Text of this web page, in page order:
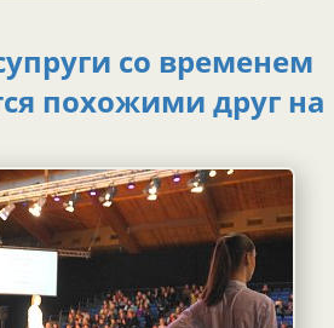
со временем
похожими друг на